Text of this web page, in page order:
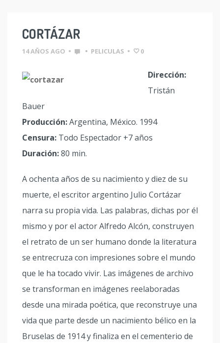
CORTÁZAR
14 AÑOS AGO • • PELICULAS • 0
Dirección:
Tristán
Bauer
Producción:Argentina, México. 1994
Censura: Todo Espectador +7 años
Duración:80 min.
A ochenta años de su nacimiento y diez de su
muerte, el escritor argentino Julio Cortázar
narra su propia vida. Las palabras, dichas por él
mismo y por el actor Alfredo Alcón, construyen
el retrato de un ser humano donde la literatura
se entrecruza con impresiones sobre el mundo
que le ha tocado vivir. Las imágenes de archivo
se transforman en imágenes reelaboradas
desde una mirada poética, que reconstruye una
vida que parte desde un nacimiento bélico en la
Bruselas de 1914 y finaliza en el cementerio de